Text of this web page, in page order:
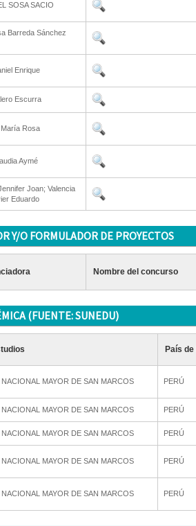
SOSA SACIO
Barreda Sánchez
Enrique
Escurra
Rosa
Aymé
Joan; Valencia
Eduardo
Y/O FORMULADOR DE PROYECTOS
Nombre del concurso
(FUENTE: SUNEDU)
País
MAYOR DE SAN MARCOS PERÚ
MAYOR DE SAN MARCOS PERÚ
MAYOR DE SAN MARCOS PERÚ
MAYOR DE SAN MARCOS PERÚ
MAYOR DE SAN MARCOS PERÚ